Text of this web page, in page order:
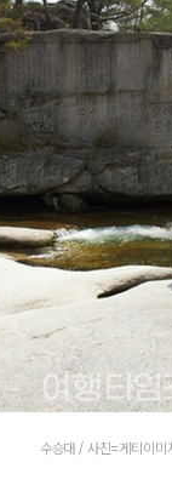
수승대 / 사진=게티이미